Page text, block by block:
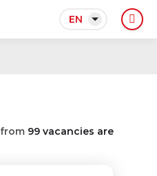
EN
from 99 vacancies are